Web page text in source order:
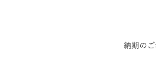
納期の